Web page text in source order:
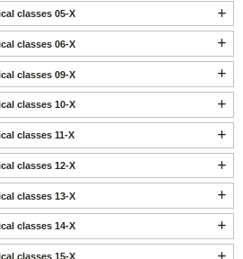
classes 05-X
classes 06-X
classes 09-X
classes 10-X
classes 11-X
classes 12-X
classes 13-X
classes 14-X
classes 15-X